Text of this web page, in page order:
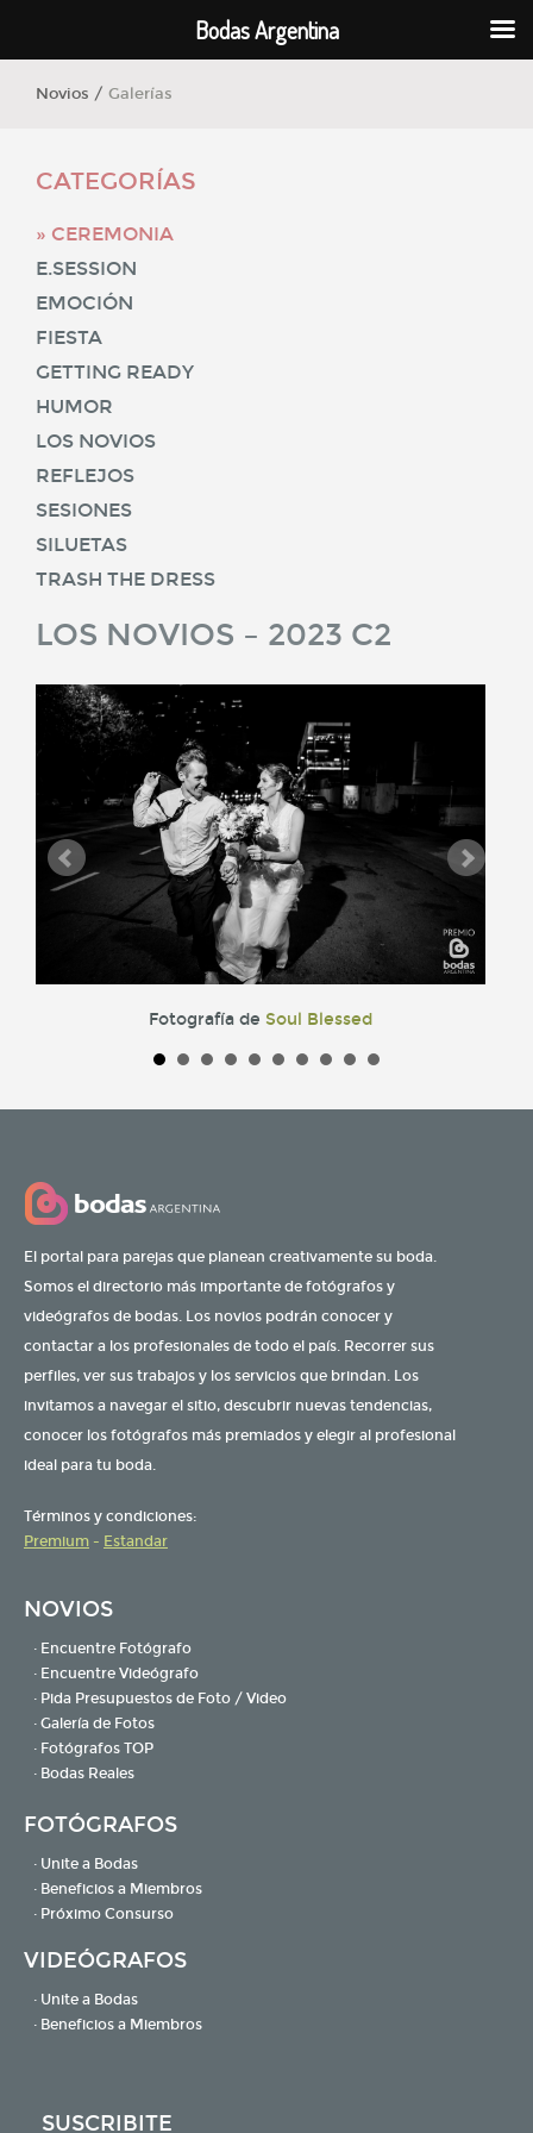
Novios / Galerías
CATEGORÍAS
CEREMONIA
E.SESSION
EMOCIÓN
FIESTA
GETTING READY
HUMOR
LOS NOVIOS
REFLEJOS
SESIONES
SILUETAS
TRASH THE DRESS
LOS NOVIOS – 2023 C2
Fotografía de Soul Blessed
El portal para parejas que planean creativamente su boda.
Somos el directorio más importante de fotógrafos y
videógrafos de bodas. Los novios podrán conocer y
contactar a los profesionales de todo el país. Recorrer sus
perfiles, ver sus trabajos y los servicios que brindan. Los
invitamos a navegar el sitio, descubrir nuevas tendencias,
conocer los fotógrafos más premiados y elegir al profesional
ideal para tu boda.
Términos y condiciones:
Premium - Estandar
NOVIOS
· Encuentre Fotógrafo
· Encuentre Videógrafo
· Pida Presupuestos de Foto / Video
· Galería de Fotos
· Fotógrafos TOP
· Bodas Reales
FOTÓGRAFOS
· Unite a Bodas
· Beneficios a Miembros
· Próximo Consurso
VIDEÓGRAFOS
· Unite a Bodas
· Beneficios a Miembros
SUSCRIBITE
Bodas Argentina